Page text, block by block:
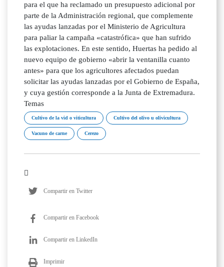
para el que ha reclamado un presupuesto adicional por
parte de la Administración regional, que complemente
las ayudas lanzadas por el Ministerio de Agricultura
para paliar la campaña «catastrófica» que han sufrido
las explotaciones. En este sentido, Huertas ha pedido al
nuevo equipo de gobierno «abrir la ventanilla cuanto
antes» para que los agricultores afectados puedan
solicitar las ayudas lanzadas por el Gobierno de España,
y cuya gestión corresponde a la Junta de Extremadura.
Temas
Cultivo de la vid o viticultura Cultivo del olivo u olivicultura
Vacuno de carne Cerezo
Compartir en Twitter
Compartir en Facebook
Compartir en LinkedIn
Imprimir